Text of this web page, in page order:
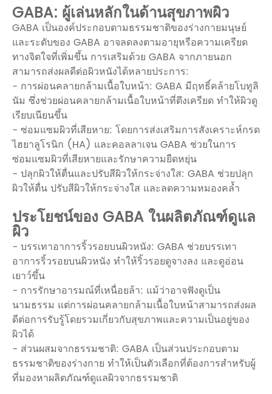
GABA: ผู้เล่นหลักในด้านสุขภาพผิว
GABA เป็นองค์ประกอบตามธรรมชาติของร่างกายมนุษย์
และระดับของ GABA อาจลดลงตามอายุหรือความเครียด
ทางจิตใจที่เพิ่มขึ้น การเสริมด้วย GABA จากภายนอก
สามารถส่งผลดีต่อผิวหนังได้หลายประการ:
- การผ่อนคลายกล้ามเนื้อใบหน้า: GABA มีฤทธิ์คล้ายโบทูลิ
นัม ซึ่งช่วยผ่อนคลายกล้ามเนื้อใบหน้าที่ตึงเครียด ทำให้ผิวดู
เรียบเนียนขึ้น
- ซ่อมแซมผิวที่เสียหาย: โดยการส่งเสริมการสังเคราะห์กรด
ไฮยาลูโรนิก (HA) และคอลลาเจน GABA ช่วยในการ
ซ่อมแซมผิวที่เสียหายและรักษาความยืดหยุ่น
- ปลุกผิวให้ตื่นและปรับสีผิวให้กระจ่างใส: GABA ช่วยปลุก
ผิวให้ตื่น ปรับสีผิวให้กระจ่างใส และลดความหมองคล้ำ
ประโยชน์ของ GABA ในผลิตภัณฑ์ดูแล
ผิว
- บรรเทาอาการริ้วรอยบนผิวหนัง: GABA ช่วยบรรเทา
อาการริ้วรอยบนผิวหนัง ทำให้ริ้วรอยดูจางลง และดูอ่อน
เยาว์ขึ้น
- การรักษาอารมณ์ที่เหนื่อยล้า: แม้ว่าอาจฟังดูเป็น
นามธรรม แต่การผ่อนคลายกล้ามเนื้อใบหน้าสามารถส่งผล
ดีต่อการรับรู้โดยรวมเกี่ยวกับสุขภาพและความเป็นอยู่ของ
ผิวได้
- ส่วนผสมจากธรรมชาติ: GABA เป็นส่วนประกอบตาม
ธรรมชาติของร่างกาย ทำให้เป็นตัวเลือกที่ต้องการสำหรับผู้
ที่มองหาผลิตภัณฑ์ดูแลผิวจากธรรมชาติ